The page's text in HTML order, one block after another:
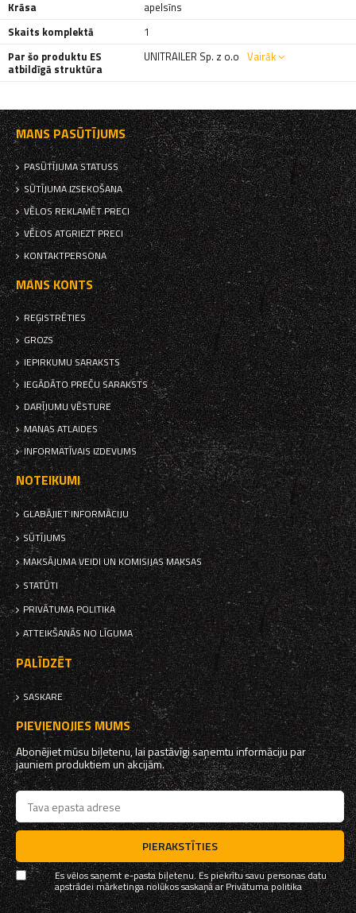
Krāsa
apelsīns
Skaits komplektā
1
Par šo produktu ES
atbildīgā struktūra
UNITRAILER Sp. z o.o Vairāk
MANS PASŪTĪJUMS
PASŪTĪJUMA STATUSS
SŪTĪJUMA IZSEKOŠANA
VĒLOS REKLAMĒT PRECI
VĒLOS ATGRIEZT PRECI
KONTAKTPERSONA
MANS KONTS
REĢISTRĒTIES
GROZS
IEPIRKUMU SARAKSTS
IEGĀDĀTO PREČU SARAKSTS
DARĪJUMU VĒSTURE
MANAS ATLAIDES
INFORMATĪVAIS IZDEVUMS
NOTEIKUMI
GLABĀJIET INFORMĀCIJU
SŪTĪJUMS
MAKSĀJUMA VEIDI UN KOMISIJAS MAKSAS
STATŪTI
PRIVĀTUMA POLITIKA
ATTEIKŠANĀS NO LĪGUMA
PALĪDZĒT
SASKARE
PIEVIENOJIES MUMS
Abonējiet mūsu biļetenu, lai pastāvīgi saņemtu informāciju par
jauniem produktiem un akcijām.
PIERAKSTĪTIES
Es vēlos saņemt e-pasta biļetenu. Es piekrītu savu personas datu
apstrādei mārketinga nolūkos saskaņā arPrivātuma politika